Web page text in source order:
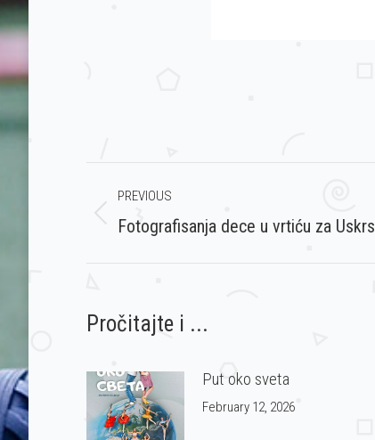
Post
navigation
PREVIOUS
Previous
Fotografisanja dece u vrtiću za Uskrs
Pročitajte i ...
Put oko sveta
February 12, 2026